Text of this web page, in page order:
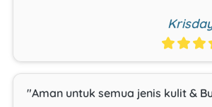
"Aman untuk semua jenis kulit &